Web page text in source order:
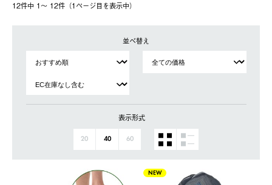
12件中 1〜 12件（1ページ⽬を表⽰中）
並べ替え
表示形式
20 40 60
NEW